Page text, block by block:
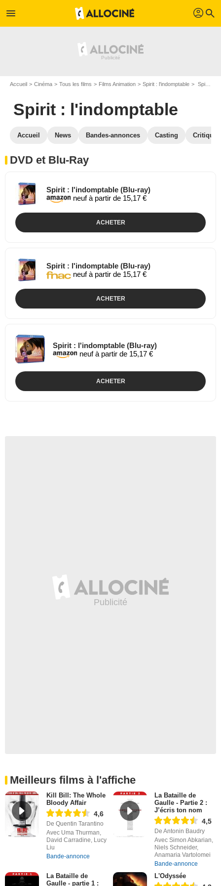
menu profil search
Accueil Cinéma Tous les films Films Animation Spirit : l'indomptable Spirit : l'indomptable en DVD Blu Ray
Spirit : l'indomptable
Accueil News Bandes-annonces Casting
DVD et Blu-Ray
Spirit : l'indomptable (Blu-ray)
neuf à partir de 15,17 €
ACHETER
Spirit : l'indomptable (Blu-ray)
neuf à partir de 15,17 €
ACHETER
Spirit : l'indomptable (Blu-ray)
neuf à partir de 15,17 €
ACHETER
Meilleurs films à l'affiche
Kill Bill: The Whole
Bloody Affair
4,6
De Quentin Tarantino
Avec Uma Thurman,
David Carradine, Lucy
Liu
Bande-annonce
La Bataille de
Gaulle - Partie 2 :
J’écris ton nom
4,5
De Antonin Baudry
Avec Simon Abkarian,
Niels Schneider,
Anamaria Vartolomei
Bande-annonce
La Bataille de
Gaulle - partie 1 :
L'Odyssée